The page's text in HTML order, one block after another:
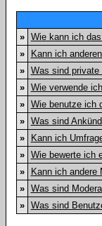
»
Wie kann ich
»
Kann ich
»
Was sind private
»
Wie verwende
»
Wie benutze ich
»
Was sind
»
Kann ich
»
Wie bewerte ich
»
Kann ich andere
»
Was sind
»
Was sind